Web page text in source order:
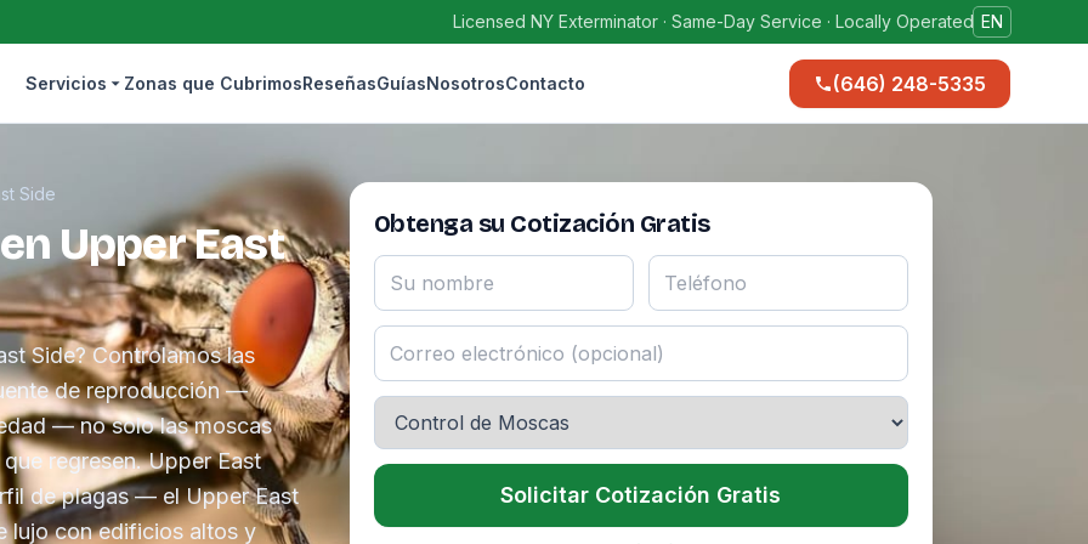
Licensed NY Exterminator · Same-Day Service · Locally Operated EN
Servicios Zonas que CubrimosReseñasGuíasNosotrosContacto (646) 248-5335
Side
Upper East
Side? Controlamos las
de reproducción —
— no solo las moscas
regresen. Upper East
de plagas — el Upper East
lujo con edificios altos y
Obtenga su Cotización Gratis
Solicitar Cotización Gratis